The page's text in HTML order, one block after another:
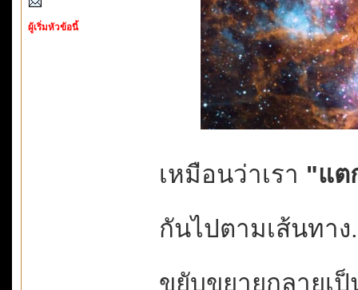
ผู้เริ่มหัวข้อนี้
เหมือนว่าเรา "แต
กันไปตามเส้นทา
ขยับขยายกลายเ